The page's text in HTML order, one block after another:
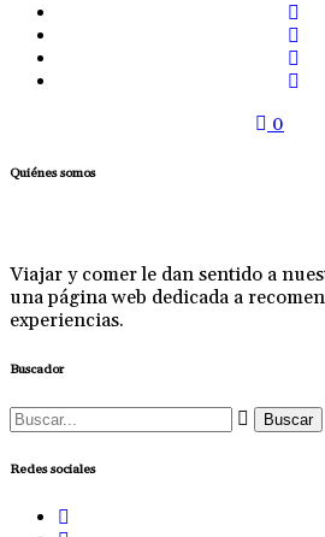
0
Quiénes somos
Viajar y comer le dan sentido a
una página web dedicada a
experiencias.
Buscador
Buscar:
Redes sociales